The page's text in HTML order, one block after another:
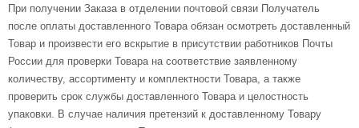
При получении Заказа в отделении почтовой связи Получатель
после оплаты доставленного Товара обязан осмотреть доставленный
Товар и произвести его вскрытие в присутствии работников Почты
России для проверки Товара на соответствие заявленному
количеству, ассортименту и комплектности Товара, а также
проверить срок службы доставленного Товара и целостность
упаковки. В случае наличия претензий к доставленному Товару